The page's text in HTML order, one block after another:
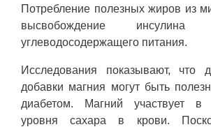
Потребление полезных жиров из
высвобождение
углеводосодержащего питания.
Исследования показывают, что
добавки магния могут быть
диабетом. Магний участвует в
уровня сахара в крови.